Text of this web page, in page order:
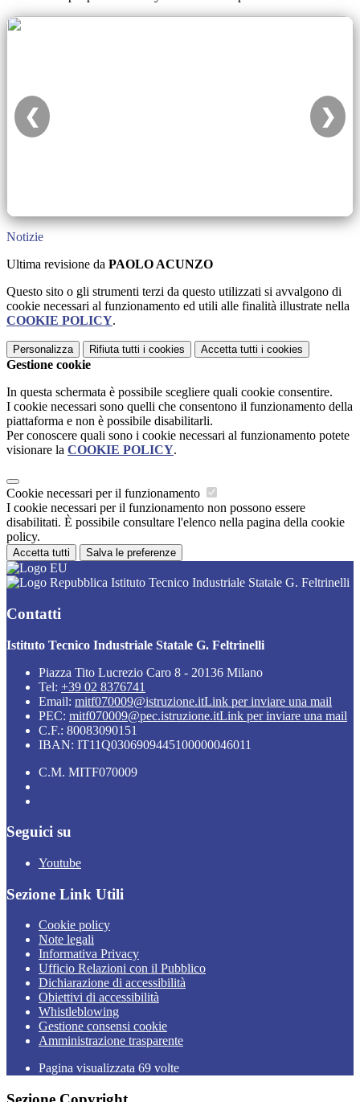
❮ ❯
Notizie
Ultima revisione da PAOLO ACUNZO
Questo sito o gli strumenti terzi da questo utilizzati si avvalgono di
cookie necessari al funzionamento ed utili alle finalità illustrate nella
COOKIE POLICY.
Personalizza Rifiuta tutti i cookies Accetta tutti i cookies
Gestione cookie
In questa schermata è possibile scegliere quali cookie consentire.
I cookie necessari sono quelli che consentono il funzionamento della
piattaforma e non è possibile disabilitarli.
Per conoscere quali sono i cookie necessari al funzionamento potete
visionare la COOKIE POLICY.
Cookie necessari per il funzionamento
I cookie necessari per il funzionamento non possono essere
disabilitati. È possibile consultare l'elenco nella pagina della cookie
policy.
Accetta tutti Salva le preferenze
Istituto Tecnico Industriale Statale G. Feltrinelli
Contatti
Istituto Tecnico Industriale Statale G. Feltrinelli
Piazza Tito Lucrezio Caro 8 - 20136 Milano
Tel: +39 02 8376741
Email: mitf070009@istruzione.itLink per inviare una mail
PEC: mitf070009@pec.istruzione.itLink per inviare una mail
C.F.: 80083090151
IBAN: IT11Q0306909445100000046011
C.M. MITF070009
Seguici su
Youtube
Sezione Link Utili
Cookie policy
Note legali
Informativa Privacy
Ufficio Relazioni con il Pubblico
Dichiarazione di accessibilità
Obiettivi di accessibilità
Whistleblowing
Gestione consensi cookie
Amministrazione trasparente
Pagina visualizzata 69 volte